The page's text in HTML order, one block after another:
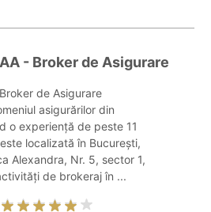
- Broker de Asigurare
de Asigurare
asigurărilor din
o experiență de peste 11
localizată în București,
Alexandra, Nr. 5, sector 1,
de brokeraj în ...